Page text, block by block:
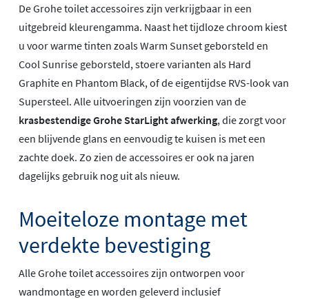
De Grohe toilet accessoires zijn verkrijgbaar in een
uitgebreid kleurengamma. Naast het tijdloze chroom kiest
u voor warme tinten zoals Warm Sunset geborsteld en
Cool Sunrise geborsteld, stoere varianten als Hard
Graphite en Phantom Black, of de eigentijdse RVS-look van
Supersteel. Alle uitvoeringen zijn voorzien van de
krasbestendige Grohe StarLight afwerking, die zorgt voor
een blijvende glans en eenvoudig te kuisen is met een
zachte doek. Zo zien de accessoires er ook na jaren
dagelijks gebruik nog uit als nieuw.
Moeiteloze montage met
verdekte bevestiging
Alle Grohe toilet accessoires zijn ontworpen voor
wandmontage en worden geleverd inclusief